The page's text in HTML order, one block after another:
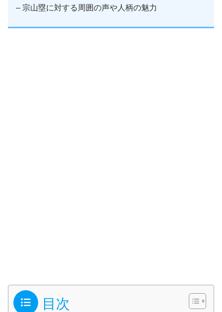
– 宗山塁に対する周囲の声や人柄の魅力
目次